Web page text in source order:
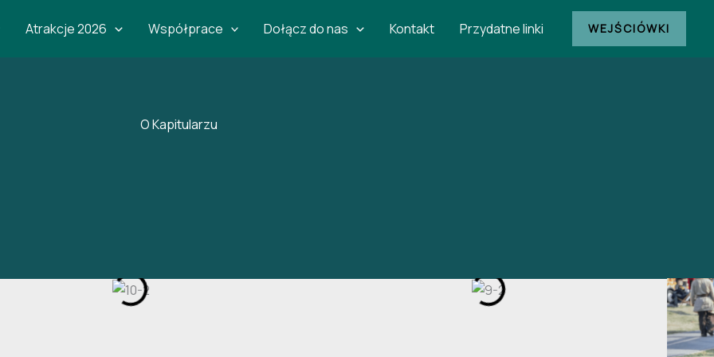
Atrakcje 2026 Współprace Dołącz do nas Kontakt Przydatne linki WEJŚCIÓWKI
O Kapitularzu